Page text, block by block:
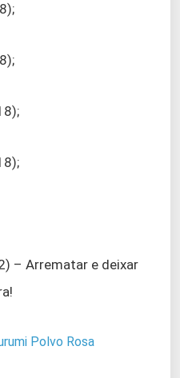
– Arrematar e deixar
Polvo Rosa